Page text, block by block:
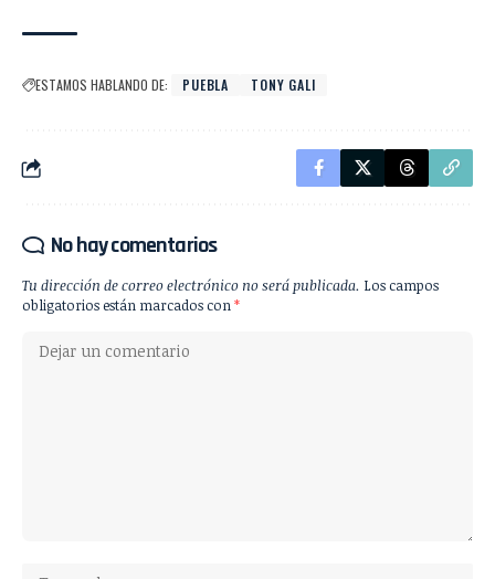
ESTAMOS HABLANDO DE: PUEBLA TONY GALI
No hay comentarios
Tu dirección de correo electrónico no será publicada. Los campos
obligatorios están marcados con*